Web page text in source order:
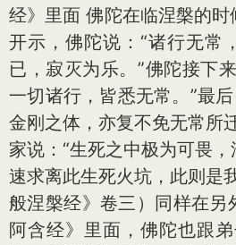
经》里面 佛陀在临涅槃的
开示，佛陀说：“诸行无常
已，寂灭为乐。”佛陀接下
一切诸行，皆悉无常。”最
金刚之体，亦复不免无常所
家说：“生死之中极为可畏，
速求离此生死火坑，此则是
般涅槃经》卷三）同样在另
阿含经》里面，佛陀也跟